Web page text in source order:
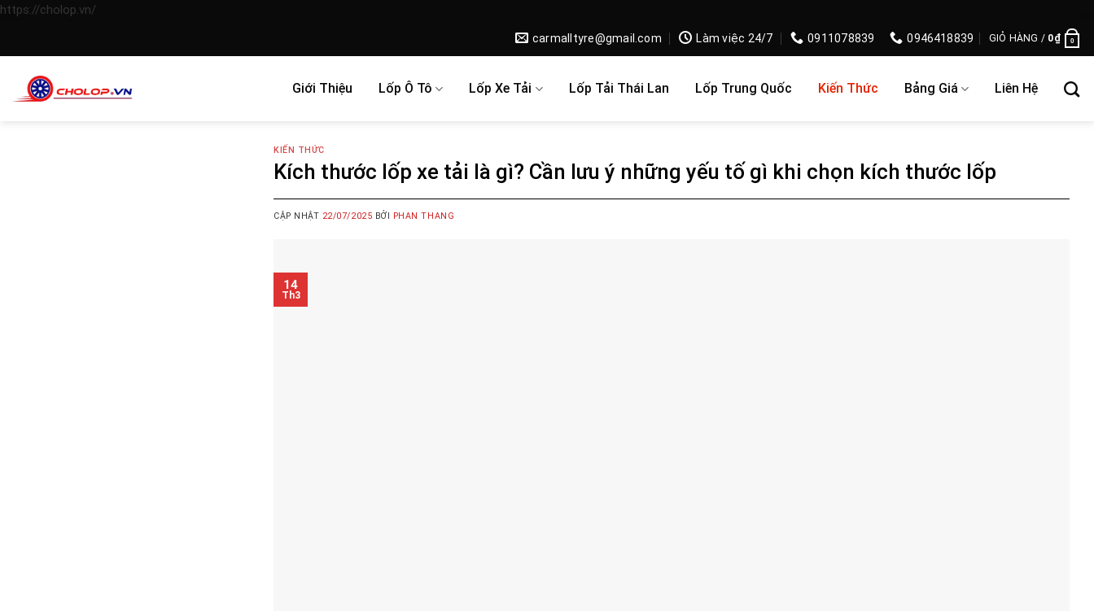
https://cholop.vn/Skip
carmalltyre@gmail.com Làm việc 24/7 0911078839 0946418839 GIỎ HÀNG / 0₫ 0
Giới Thiệu Lốp Ô Tô Lốp Xe Tải Lốp Tải Thái Lan Lốp Trung Quốc Kiến Thức Bảng Giá Liên Hệ
KIẾN THỨC
Kích thước lốp xe tải là gì? Cần lưu ý những yếu tố gì khi chọn kích thước lốp
CẬP NHẬT 22/07/2025 BỞI PHAN THANG
14
Th3